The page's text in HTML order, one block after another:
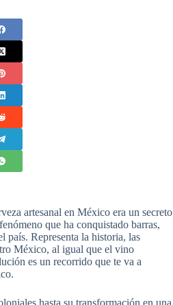
artesanal en México era un secreto
que ha conquistado barras,
país. Representa la historia, las
México, al igual que el vino
es un recorrido que te va a
hasta su transformación en una